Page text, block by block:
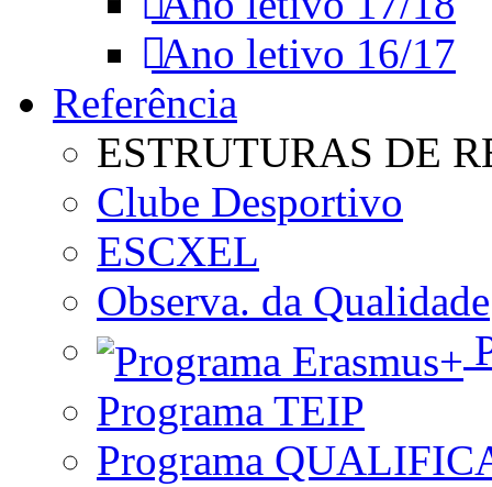
Ano letivo 16/17
Referência
ESTRUTURAS DE
Clube Desportivo
ESCXEL
Observa. da Qualidade
Programa TEIP
Programa